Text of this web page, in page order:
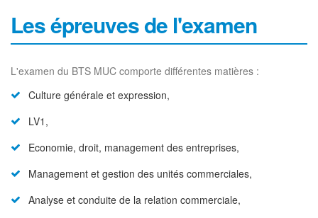
Les épreuves de l'examen
L'examen du BTS MUC comporte différentes matières :
Culture générale et expression,
LV1,
Economie, droit, management des entreprises,
Management et gestion des unités commerciales,
Analyse et conduite de la relation commerciale,